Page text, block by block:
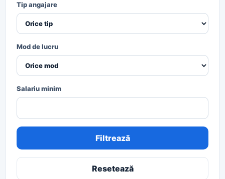
Tip angajare
Mod de lucru
Salariu minim
Filtrează
Resetează